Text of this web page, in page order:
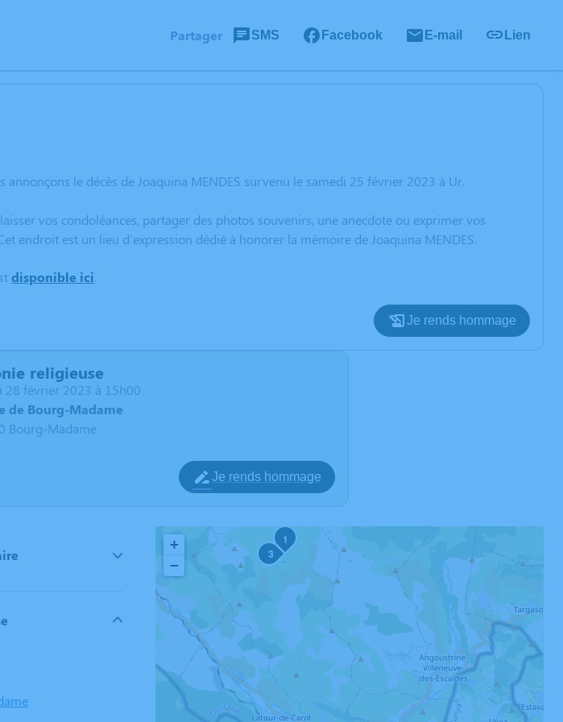
Partager SMS Facebook E-mail Lien
annonçons le décès de Joaquina MENDES survenu le samedi 25 février 2023 à Ur.
vos condoléances, partager des photos souvenirs, une anecdote ou exprimer vos
endroit est un lieu d'expression dédié à honorer la mémoire de Joaquina MENDES.
disponible ici.
Je rends hommage
religieuse
28 février 2023 à 15h00
de Bourg-Madame
Bourg-Madame
Je rends hommage
1
3
+
−